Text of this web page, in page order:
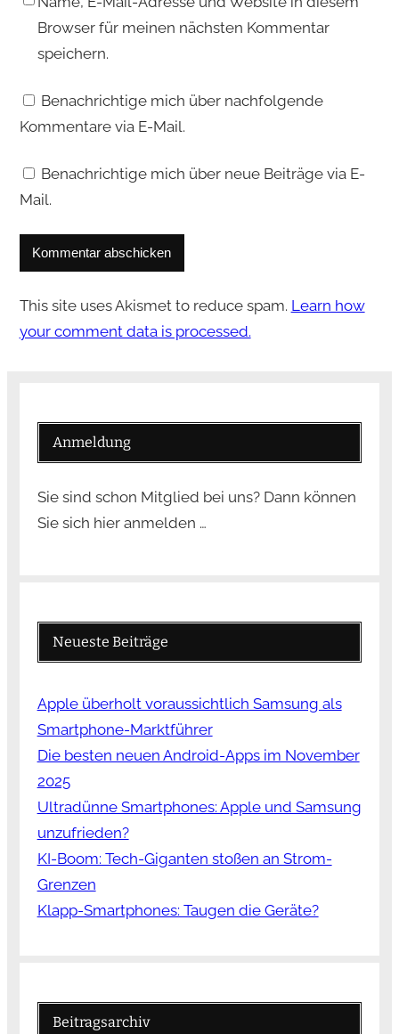
Browser für meinen nächsten Kommentar
speichern.
Benachrichtige mich über nachfolgende
Kommentare via E-Mail.
Benachrichtige mich über neue Beiträge via E-
Mail.
This site uses Akismet to reduce spam. Learn how
your comment data is processed.
Anmeldung
Sie sind schon Mitglied bei uns? Dann können
Sie sich hier anmelden …
Neueste Beiträge
Apple überholt voraussichtlich Samsung als
Smartphone-Marktführer
Die besten neuen Android-Apps im November
2025
Ultradünne Smartphones: Apple und Samsung
unzufrieden?
KI-Boom: Tech-Giganten stoßen an Strom-
Grenzen
Klapp-Smartphones: Taugen die Geräte?
Beitragsarchiv